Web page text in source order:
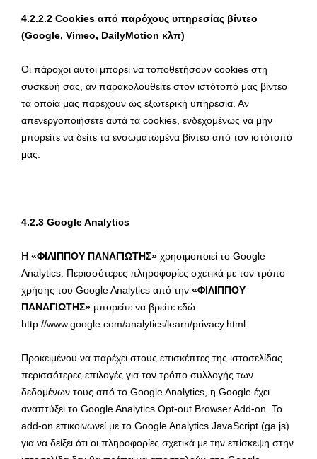
4.2.2.2 Cookies από παρόχους υπηρεσίας βίντεο
(Google, Vimeo, DailyMotion κλπ)
Οι πάροχοι αυτοί μπορεί να τοποθετήσουν cookies στη
συσκευή σας, αν παρακολουθείτε στον ιστότοπό μας βίντεο
τα οποία μας παρέχουν ως εξωτερική υπηρεσία. Αν
απενεργοποιήσετε αυτά τα cookies, ενδεχομένως να μην
μπορείτε να δείτε τα ενσωματωμένα βίντεο από τον ιστότοπό
μας.
4.2.3 Google Analytics
Η «ΦΙΛΙΠΠΟΥ ΠΑΝΑΓΙΩΤΗΣ» χρησιμοποιεί το Google
Analytics. Περισσότερες πληροφορίες σχετικά με τον τρόπο
χρήσης του Google Analytics από την «ΦΙΛΙΠΠΟΥ
ΠΑΝΑΓΙΩΤΗΣ» μπορείτε να βρείτε εδώ:
http://www.google.com/analytics/learn/privacy.html
Προκειμένου να παρέχει στους επισκέπτες της ιστοσελίδας
περισσότερες επιλογές για τον τρόπο συλλογής των
δεδομένων τους από το Google Analytics, η Google έχει
αναπτύξει το Google Analytics Opt-out Browser Add-on. Το
add-on επικοινωνεί με το Google Analytics JavaScript (ga.js)
για να δείξει ότι οι πληροφορίες σχετικά με την επίσκεψη στην